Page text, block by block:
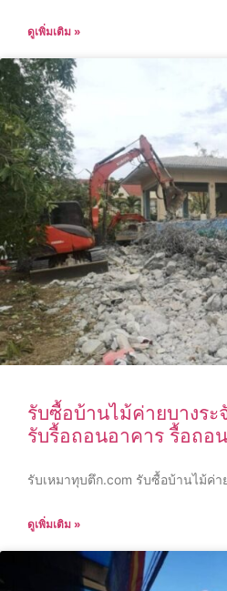
ดูเพิ่มเติม »
รับซื้อบ้านไม้ค่ายบางร
รับรื้อถอนอาคาร รื้อถอ
รับเหมาทุบตึก.com รับซื้อบ้านไม้ค่า
ดูเพิ่มเติม »